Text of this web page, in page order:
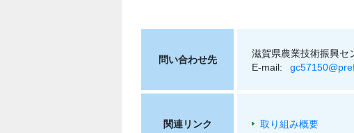
問い合わせ先
滋賀県農業技術振興セ
E-mail:
関連リンク 取り組み概要